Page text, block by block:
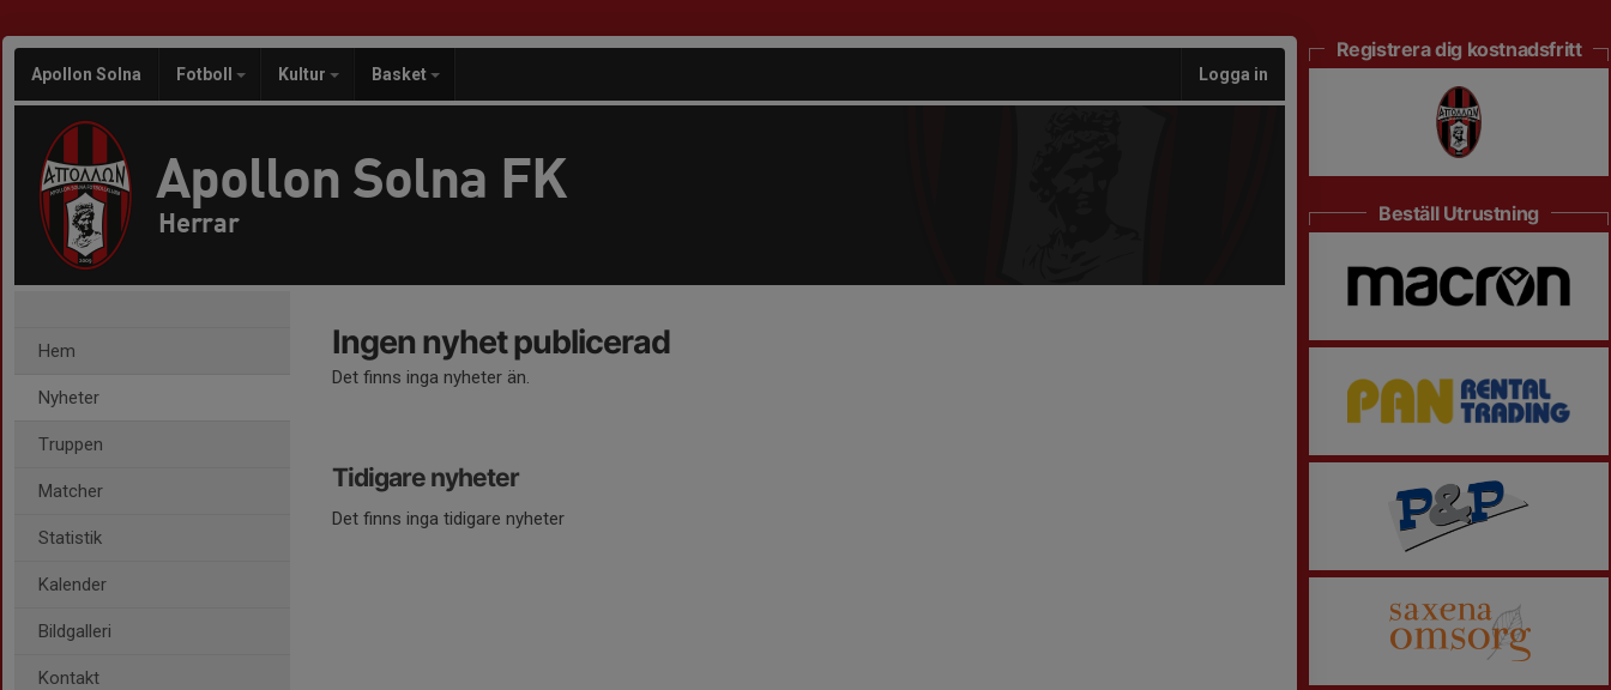
Apollon Solna Fotboll Kultur Basket Logga in
Apollon Solna FK
Herrar
Hem
Nyheter
Truppen
Matcher
Statistik
Kalender
Bildgalleri
Kontakt
Ingen nyhet publicerad
Det finns inga nyheter än.
Tidigare nyheter
Det finns inga tidigare nyheter
Registrera dig kostnadsfritt
Beställ Utrustning